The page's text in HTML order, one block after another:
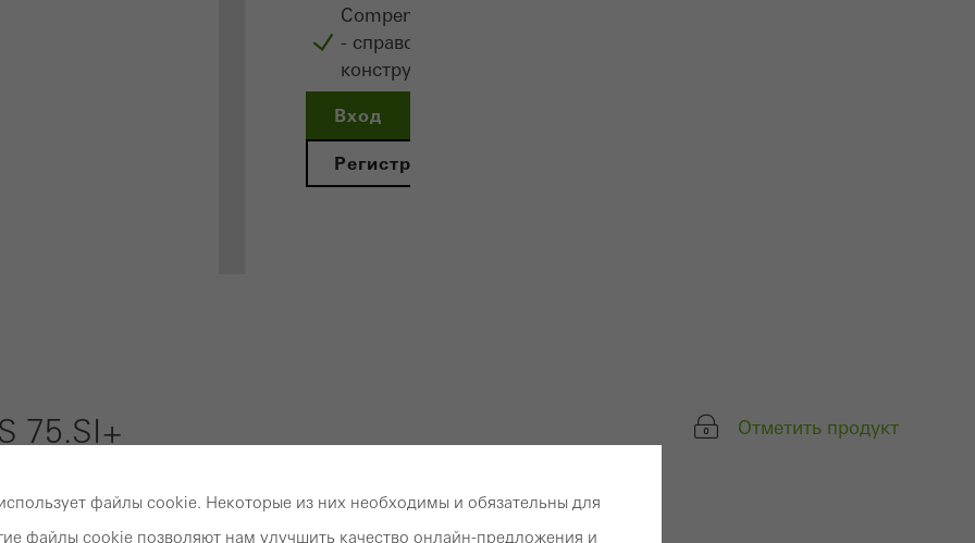
Откройте для себя
Сompendium
- справочник
конструкций
Вход
Регистрация
Отметить продукт
75.SI+
Техническая информация Документация Данные из САПР
файлы cookie. Некоторые из них необходимы и обязательны для
файлы cookie позволяют нам улучшить качество онлайн-предложения и